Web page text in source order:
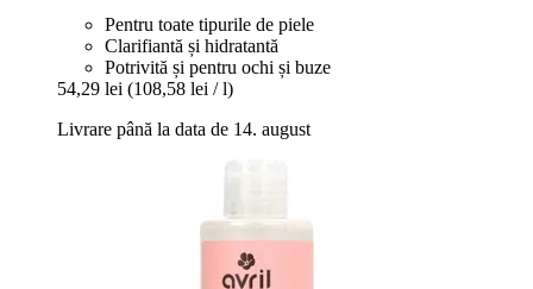
Pentru toate tipurile de piele
Clarifiantă și hidratantă
Potrivită și pentru ochi și buze
54,29 lei (108,58 lei / l)
Livrare până la data de 14. august